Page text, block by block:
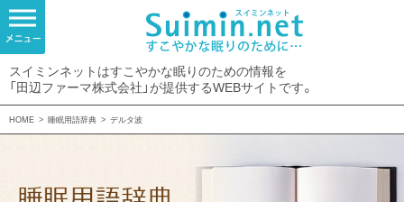
スイミンネットはすこやかな眠りのための情報を
「田辺ファーマ株式会社」が提供するWEBサイトです。
HOME > 睡眠用語辞典 > デルタ波